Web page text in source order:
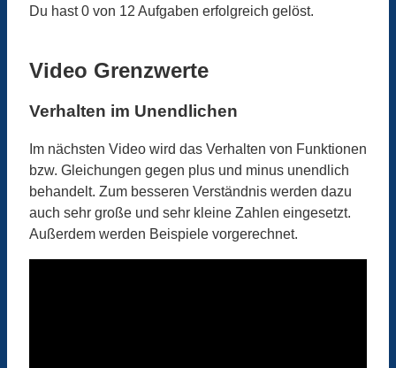
Du hast 0 von 12 Aufgaben erfolgreich gelöst.
Video Grenzwerte
Verhalten im Unendlichen
Im nächsten Video wird das Verhalten von Funktionen
bzw. Gleichungen gegen plus und minus unendlich
behandelt. Zum besseren Verständnis werden dazu
auch sehr große und sehr kleine Zahlen eingesetzt.
Außerdem werden Beispiele vorgerechnet.